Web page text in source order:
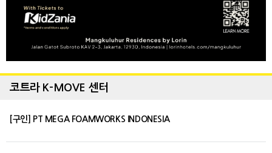
코트라 K-MOVE 센터
[구인] PT MEGA FOAMWORKS INDONESIA